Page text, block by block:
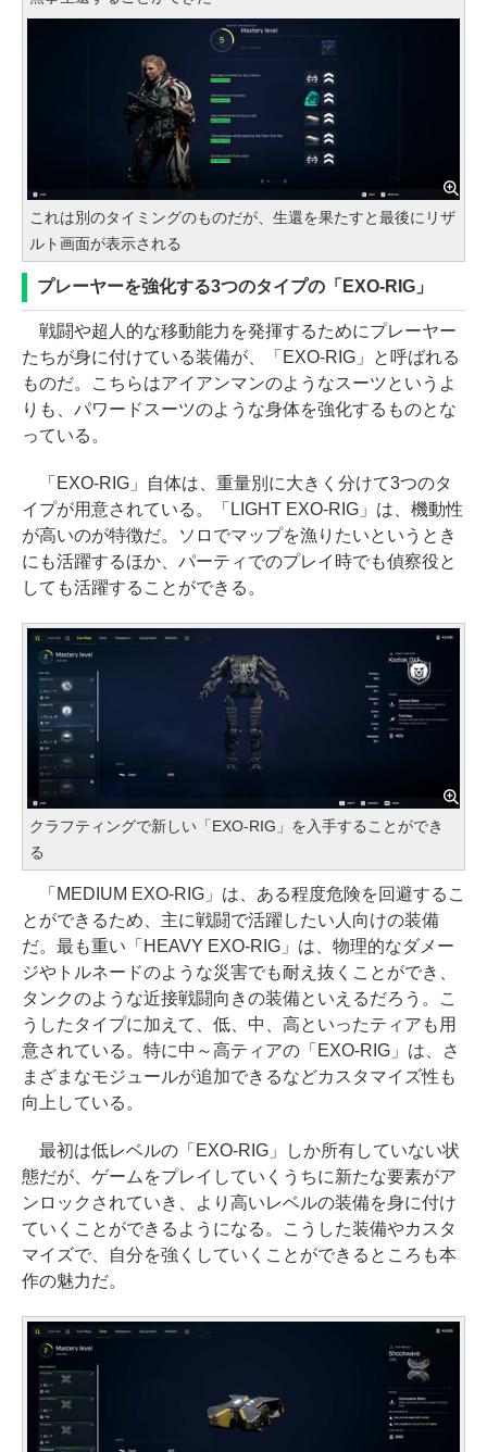
これは別のタイミングのものだが、生還を果たすと最後にリザ
ルト画面が表示される
プレーヤーを強化する3つのタイプの「EXO-RIG」
戦闘や超人的な移動能力を発揮するためにプレーヤー
たちが身に付けている装備が、「EXO-RIG」と呼ばれる
ものだ。こちらはアイアンマンのようなスーツというよ
りも、パワードスーツのような身体を強化するものとな
っている。
「EXO-RIG」自体は、重量別に大きく分けて3つのタ
イプが用意されている。「LIGHT EXO-RIG」は、機動性
が高いのが特徴だ。ソロでマップを漁りたいというとき
にも活躍するほか、パーティでのプレイ時でも偵察役と
しても活躍することができる。
クラフティングで新しい「EXO-RIG」を入手することができ
る
「MEDIUM EXO-RIG」は、ある程度危険を回避するこ
とができるため、主に戦闘で活躍したい人向けの装備
だ。最も重い「HEAVY EXO-RIG」は、物理的なダメー
ジやトルネードのような災害でも耐え抜くことができ、
タンクのような近接戦闘向きの装備といえるだろう。こ
うしたタイプに加えて、低、中、高といったティアも用
意されている。特に中～高ティアの「EXO-RIG」は、さ
まざまなモジュールが追加できるなどカスタマイズ性も
向上している。
最初は低レベルの「EXO-RIG」しか所有していない状
態だが、ゲームをプレイしていくうちに新たな要素がア
ンロックされていき、より高いレベルの装備を身に付け
ていくことができるようになる。こうした装備やカスタ
マイズで、自分を強くしていくことができるところも本
作の魅力だ。